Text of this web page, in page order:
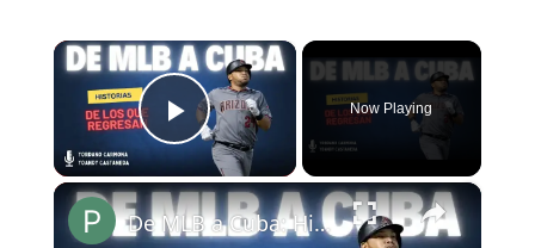
×
Play Video
Now Playing
×
De MLB a Cuba: Historias de los que regresan